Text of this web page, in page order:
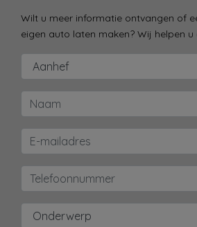
Wilt u meer informatie ontvangen of
eigen auto laten maken? Wij helpen u